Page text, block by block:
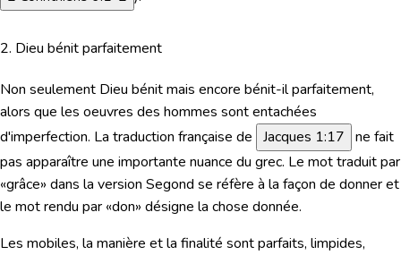
2. Dieu bénit parfaitement
Non seulement Dieu bénit mais encore bénit-il parfaitement,
alors que les oeuvres des hommes sont entachées
d'imperfection. La traduction française de Jacques 1:17 ne fait
pas apparaître une importante nuance du grec. Le mot traduit par
«grâce» dans la version Segond se réfère à la façon de donner et
le mot rendu par «don» désigne la chose donnée.
Les mobiles, la manière et la finalité sont parfaits, limpides,